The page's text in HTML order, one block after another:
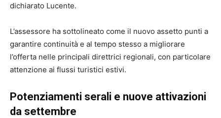
dichiarato Lucente.
L’assessore ha sottolineato come il nuovo assetto punti a
garantire continuità e al tempo stesso a migliorare
l’offerta nelle principali direttrici regionali, con particolare
attenzione ai flussi turistici estivi.
Potenziamenti serali e nuove attivazioni
da settembre